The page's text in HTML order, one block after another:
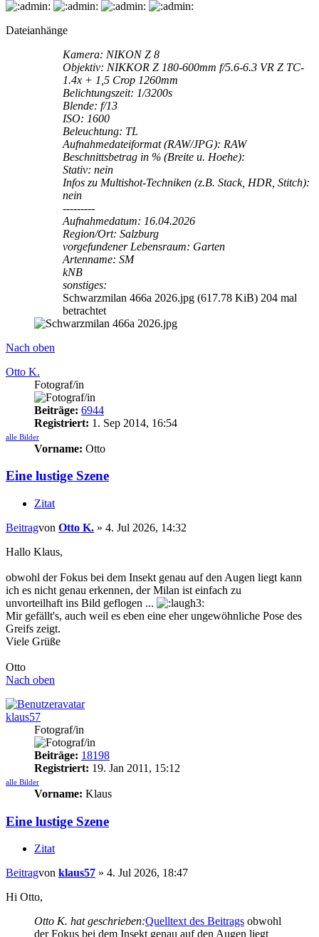
Dateianhänge
Kamera: NIKON Z 8
Objektiv: NIKKOR Z 180-600mm f/5.6-6.3 VR Z TC-
1.4x + 1,5 Crop 1260mm
Belichtungszeit: 1/3200s
Blende: f/13
ISO: 1600
Beleuchtung: TL
Aufnahmedateiformat (RAW/JPG): RAW
Beschnittsbetrag in % (Breite u. Hoehe):
Stativ: nein
Infos zu Multishot-Techniken (z.B. Stack, HDR, Stitch):
nein
---------
Aufnahmedatum: 16.04.2026
Region/Ort: Salzburg
vorgefundener Lebensraum: Garten
Artenname: SM
kNB
sonstiges:
Schwarzmilan 466a 2026.jpg (617.78 KiB) 204 mal
betrachtet
Nach oben
Otto K.
Fotograf/in
Beiträge: 6944
Registriert: 1. Sep 2014, 16:54
alle Bilder
Vorname: Otto
Eine lustige Szene
Zitat
Beitragvon Otto K. » 4. Jul 2026, 14:32
Hallo Klaus,
obwohl der Fokus bei dem Insekt genau auf den Augen liegt kann
ich es nicht genau erkennen, der Milan ist einfach zu
unvorteilhaft ins Bild geflogen ...
Mir gefällt's, auch weil es eben eine eher ungewöhnliche Pose des
Greifs zeigt.
Viele Grüße
Otto
Nach oben
klaus57
Fotograf/in
Beiträge: 18198
Registriert: 19. Jan 2011, 15:12
alle Bilder
Vorname: Klaus
Eine lustige Szene
Zitat
Beitragvon klaus57 » 4. Jul 2026, 18:47
Hi Otto,
Otto K. hat geschrieben:Quelltext des Beitrags obwohl
der Fokus bei dem Insekt genau auf den Augen liegt